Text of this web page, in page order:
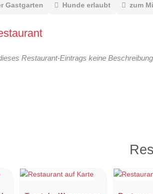
Gastgarten Hunde erlaubt zum
Restaurant-Eintrags keine